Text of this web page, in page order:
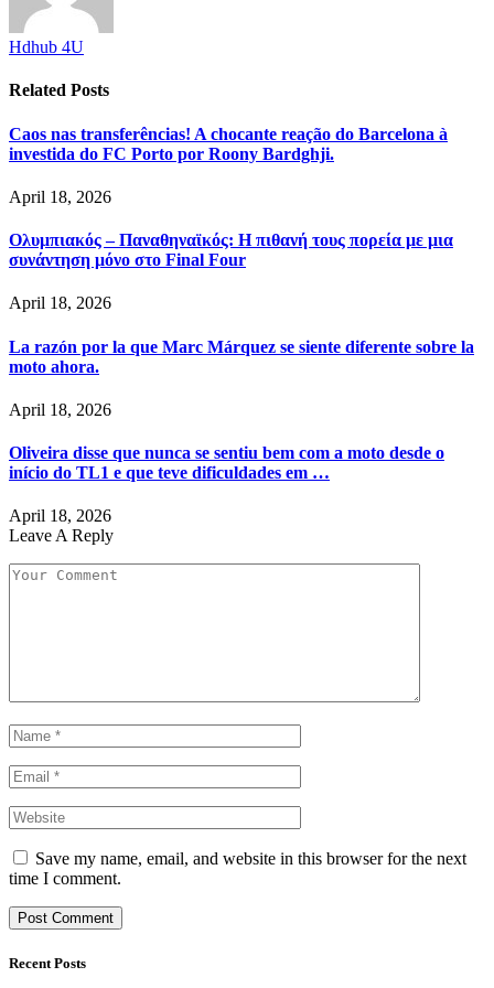
Hdhub 4U
Related Posts
Caos nas transferências! A chocante reação do Barcelona à
investida do FC Porto por Roony Bardghji.
April 18, 2026
Ολυμπιακός – Παναθηναϊκός: Η πιθανή τους πορεία με μια
συνάντηση μόνο στο Final Four
April 18, 2026
La razón por la que Marc Márquez se siente diferente sobre la
moto ahora.
April 18, 2026
Oliveira disse que nunca se sentiu bem com a moto desde o
início do TL1 e que teve dificuldades em …
April 18, 2026
Leave A Reply
Save my name, email, and website in this browser for the next
time I comment.
Recent Posts